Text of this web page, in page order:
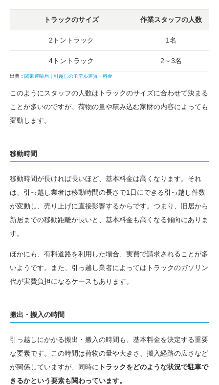
トラックのサイズ 作業スタッフの人数
2トントラック 1名
4トントラック 2～3名
出典： 関東運輸局｜引越しのモデル運賃・料金
このようにスタッフの人数はトラックのサイズに合わせて決まる
ことが多いのですが、荷物の量や積み込む家財の内容によっても
変動します。
移動時間
移動時間が長ければ長いほど、基本料金は高くなります。それ
は、引っ越し業者は移動時間の長さで1日にできる引っ越し件数
が変動し、売り上げに直接影響するからです。つまり、旧居から
新居までの移動距離が長いと、基本料金も高くなる傾向にありま
す。
ほかにも、有料道路を利用した場合、実費で請求されることが多
いようです。また、引っ越し業者によってはトラックのガソリン
代が実費負担になるケースもあります。
搬出・搬入の時間
引っ越しにかかる搬出・搬入の時間も、基本料金を決定する重要
な要素です。この時間は荷物の量や大きさ、搬入経路の広さなど
が関係していますが、同時に トラックをどのような状況で駐車で
きるかという要素も関わっています。